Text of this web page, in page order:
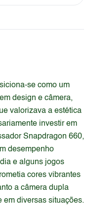
se como um
design e câmera,
valorizava a estética
investir em
Snapdragon 660,
desempenho
e alguns jogos
cores vibrantes
a câmera dupla
em diversas situações.